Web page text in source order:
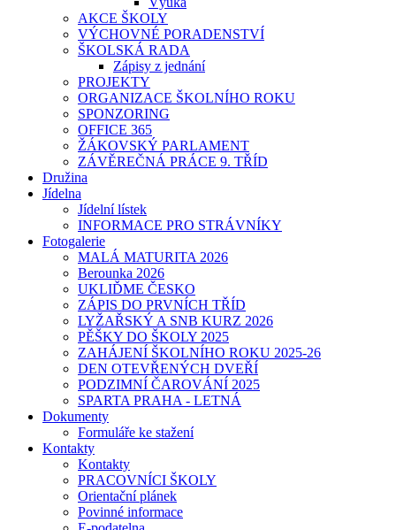
AKCE ŠKOLY
VÝCHOVNÉ PORADENSTVÍ
ŠKOLSKÁ RADA
Zápisy z jednání
PROJEKTY
ORGANIZACE ŠKOLNÍHO ROKU
SPONZORING
OFFICE 365
ŽÁKOVSKÝ PARLAMENT
ZÁVĚREČNÁ PRÁCE 9. TŘÍD
Družina
Jídelna
Jídelní lístek
INFORMACE PRO STRÁVNÍKY
Fotogalerie
MALÁ MATURITA 2026
Berounka 2026
UKLIĎME ČESKO
ZÁPIS DO PRVNÍCH TŘÍD
LYŽAŘSKÝ A SNB KURZ 2026
PĚŠKY DO ŠKOLY 2025
ZAHÁJENÍ ŠKOLNÍHO ROKU 2025-26
DEN OTEVŘENÝCH DVEŘÍ
PODZIMNÍ ČAROVÁNÍ 2025
SPARTA PRAHA - LETNÁ
Dokumenty
Formuláře ke stažení
Kontakty
Kontakty
PRACOVNÍCI ŠKOLY
Orientační plánek
Povinné informace